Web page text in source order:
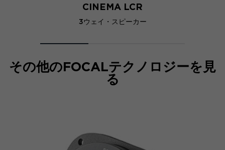
CINEMA LCR
3ウェイ・スピーカー
その他のFOCALテクノロジーを見
る